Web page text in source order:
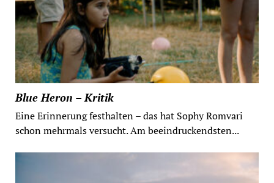
Blue Heron – Kritik
Eine Erinnerung festhalten – das hat Sophy Romvari
schon mehrmals versucht. Am beeindruckendsten...